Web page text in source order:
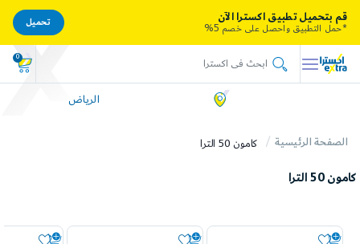
0
الرياض
الصفحة الرئيسية كامون 50 الترا
كامون 50 الترا
قم بتحميل تطبيق اكسترا الآن
*حمل التطبيق واحصل على خصم 5%
تحميل